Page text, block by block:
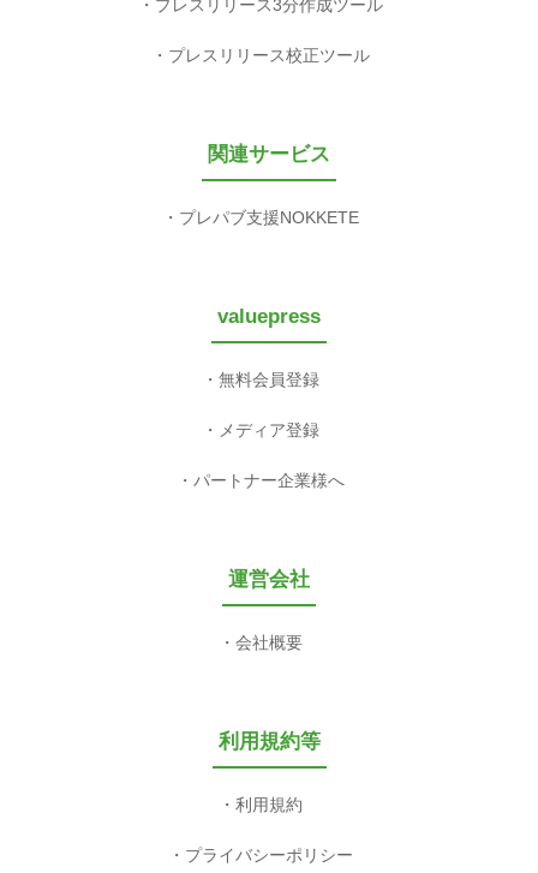
プレスリリース3分作成ツール
プレスリリース校正ツール
関連サービス
プレパブ支援NOKKETE
valuepress
無料会員登録
メディア登録
パートナー企業様へ
運営会社
会社概要
利用規約等
利用規約
プライバシーポリシー